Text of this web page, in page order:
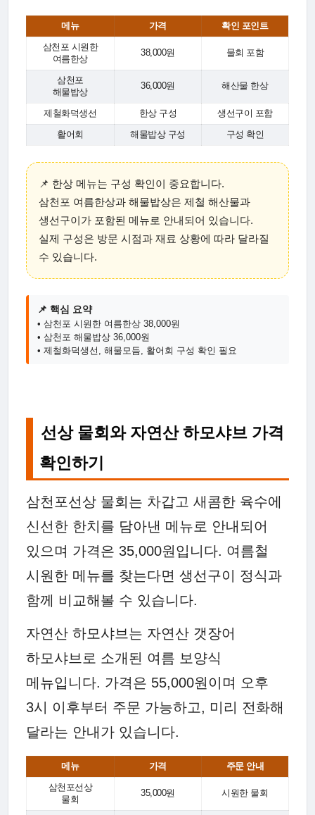
메뉴 가격 확인 포인트
삼천포 시원한
여름한상
38,000원 물회 포함
삼천포
해물밥상
36,000원 해산물 한상
제철화덕생선 한상 구성 생선구이 포함
활어회 해물밥상 구성 구성 확인
📌 한상 메뉴는 구성 확인이 중요합니다.
삼천포 여름한상과 해물밥상은 제철 해산물과
생선구이가 포함된 메뉴로 안내되어 있습니다.
실제 구성은 방문 시점과 재료 상황에 따라 달라질
수 있습니다.
📌 핵심 요약
• 삼천포 시원한 여름한상 38,000원
• 삼천포 해물밥상 36,000원
• 제철화덕생선, 해물모듬, 활어회 구성 확인 필요
선상 물회와 자연산 하모샤브 가격
확인하기
삼천포선상 물회는 차갑고 새콤한 육수에
신선한 한치를 담아낸 메뉴로 안내되어
있으며 가격은 35,000원입니다. 여름철
시원한 메뉴를 찾는다면 생선구이 정식과
함께 비교해볼 수 있습니다.
자연산 하모샤브는 자연산 갯장어
하모샤브로 소개된 여름 보양식
메뉴입니다. 가격은 55,000원이며 오후
3시 이후부터 주문 가능하고, 미리 전화해
달라는 안내가 있습니다.
메뉴 가격 주문 안내
삼천포선상
물회
35,000원 시원한 물회